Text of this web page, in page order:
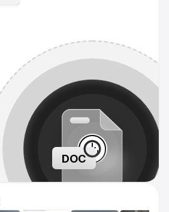
DOC